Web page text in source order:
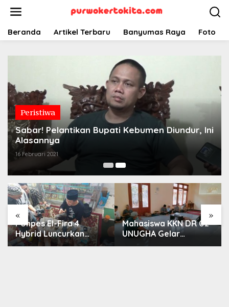
Beranda Artikel Terbaru Banyumas Raya Foto
Peristiwa
Sabar! Pelantikan Bupati Kebumen Diundur, Ini
Alasannya
16 Februari 2021
« »
Ponpes El-Fira 4
Hybrid Luncurkan
Program JunioSmart,
Mahasiswa KKN DR 02
UNUGHA Gelar
Sosialisasi Edukasi